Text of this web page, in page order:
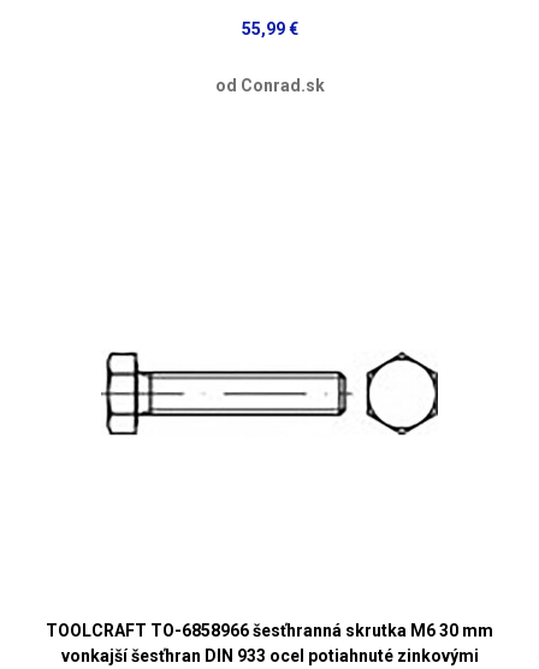
55,99 €
od Conrad.sk
TOOLCRAFT TO-6858966 šesťhranná skrutka M6 30 mm
vonkajší šesťhran DIN 933 ocel potiahnuté zinkovými